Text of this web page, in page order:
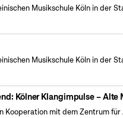
Musikschule Köln in der
Musikschule Köln in der
Kölner Klangimpulse – Alte
Kooperation mit dem Zentrum für